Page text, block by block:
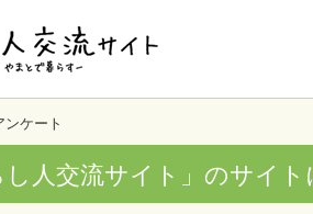
ケート
し人交流サイト」のサイ